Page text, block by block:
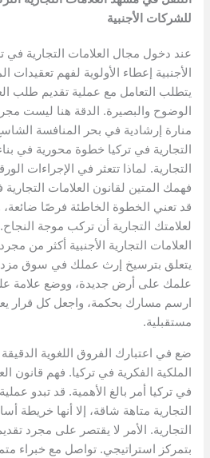
للشركات الأجنبية
عند دخول مجال العلامات التجارية
الأجنبية إعطاء الأولوية لفهم تعقيدات
يتطلب التعامل مع عملية تقديم طلب
الوضوح والبصيرة. الدقة هنا ليست
منارة إرشادية في بحر المنافسة
التجارية في تركيا خطوة محورية في
التجارية. لماذا تتعثر في الإجراءات
فهمك المتين لقانون العلامات
قد تعني الخطوة الخاطئة فرصًا
لعلامتك التجارية أن تركب موجة
العلامات التجارية الأجنبية أكثر من
يتعلق بترسيخ إرث عملك في سوق
علمك على أرض جديدة، ووضع علامة
ارسم مسارك بحكمة، واجعل كل قرار
مستقبلية.
ضع في اعتبارك الفروق اللغوية
الملكية الفكرية في تركيا. فهم قانون
في تركيا أمر بالغ الأهمية. قد تبدو
التجارية متاهة شاقة، إلا أنها خريطة
التجارية. الأمر لا يقتصر على مجرد
بتمركز استراتيجي. تواصل مع خبراء